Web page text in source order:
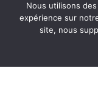
Vidéo À 360°
Immortaliser
Nous utilisons
expérience sur
site, nous